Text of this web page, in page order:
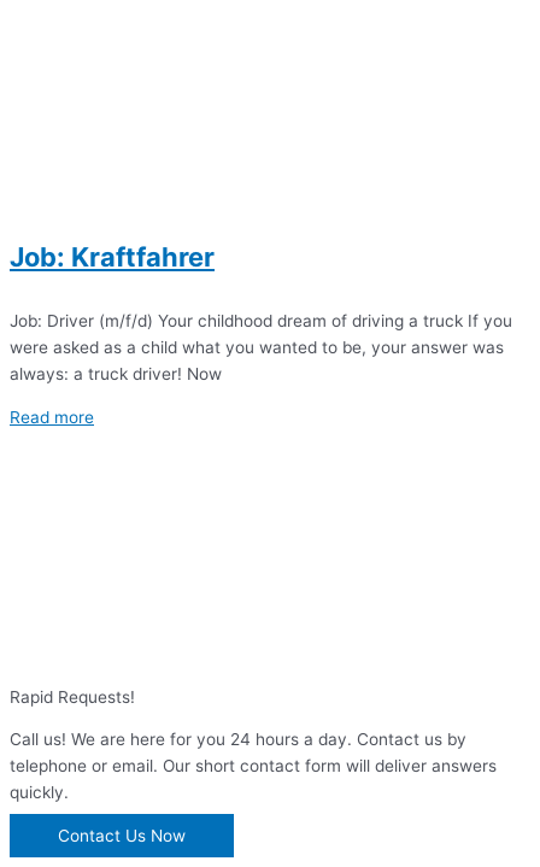
Job: Kraftfahrer
Job: Driver (m/f/d) Your childhood dream of driving a truck If you
were asked as a child what you wanted to be, your answer was
always: a truck driver! Now
Read more
Rapid Requests!
Call us! We are here for you 24 hours a day. Contact us by
telephone or email. Our short contact form will deliver answers
quickly.
Contact Us Now